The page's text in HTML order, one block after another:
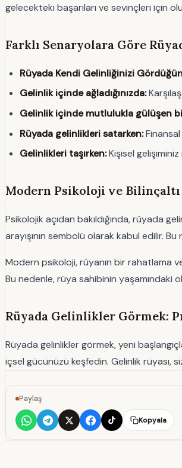
gelecekteki başarıları ve sevinçleri için
Farklı Senaryolara Göre
Rüyada Kendi Gelinliğinizi
Gelinlik içinde ağladığınızda:
Gelinlik içinde mutlulukla gülüşen
Rüyada gelinlikleri satarken:Finansal
Gelinlikleri taşırken:Kişisel
Modern Psikoloji ve
Psikolojik açıdan bakıldığında, rüyada
arayışının sembolü olarak kabul edilir.
Modern psikoloji, rüyanın bir rahatlama
Bu nedenle, rüya sahibinin yaşamındaki
Rüyada Gelinlikler Görmek:
Rüyada gelinlikler görmek, yeni
içsel gücünüzü keşfedin. Gelinlik rüyası,
Paylaş
Kopyala